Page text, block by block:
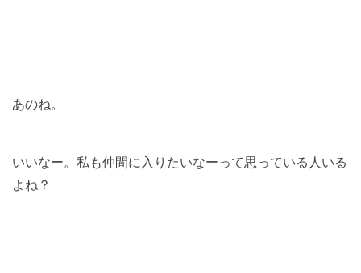
あのね。
いいなー。私も仲間に入りたいなーって思っている人いる
よね？